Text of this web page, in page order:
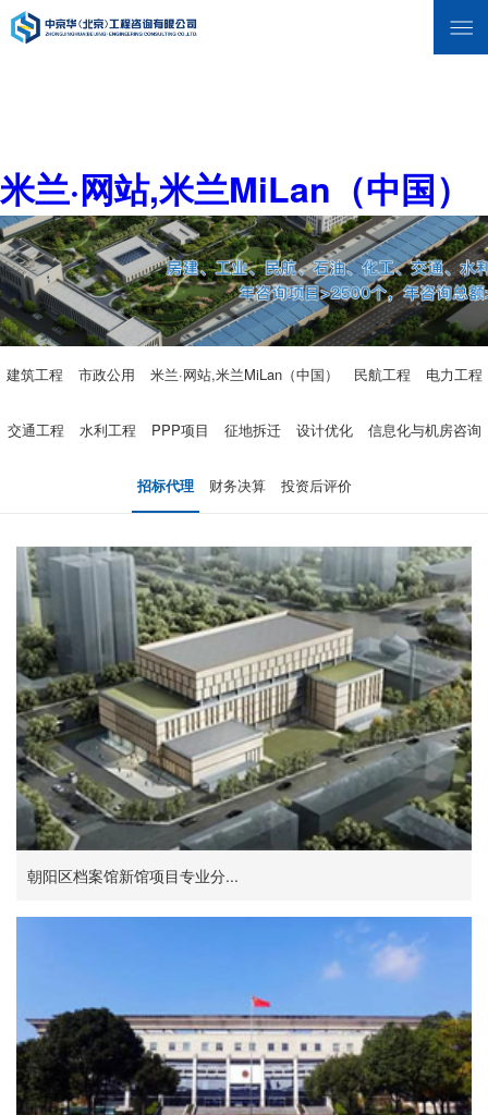
米兰·网站,米兰MiLan（中国）
建筑工程 市政公用 米兰·网站,米兰MiLan（中国） 民航工程 电力工程
交通工程 水利工程 PPP项目 征地拆迁 设计优化 信息化与机房咨询
招标代理 财务决算 投资后评价
朝阳区档案馆新馆项目专业分...